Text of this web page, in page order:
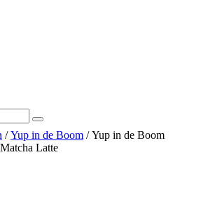
/Yup in de Boom / Yup in de Boom
Latte